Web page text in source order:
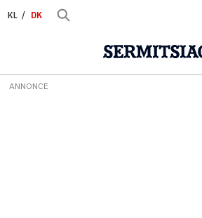
KL DK
ANNONCE